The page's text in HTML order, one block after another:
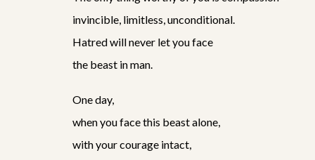
invincible, limitless, unconditional.
Hatred will never let you face
the beast in man.
One day,
when you face this beast alone,
with your courage intact,